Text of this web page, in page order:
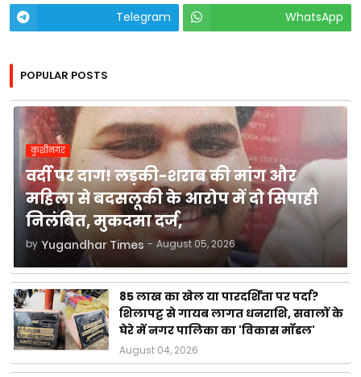
Telegram
WhatsApp
POPULAR POSTS
कुशीनगर
वर्दी पर दाग! लड़की-शराब की मांग और
महिला से बदसलूकी के आरोप में दो सिपाही
निलंबित, मुकदमा दर्ज,
by Yugandhar Times - August 05, 2026
85 लाख का खेल या पारदर्शिता पर पर्दा?
शिलापट्ट से गायब लागत धनराशि, सवालों के
घेरे में नगर पालिका का 'विकास मॉडल'
August 04, 2026